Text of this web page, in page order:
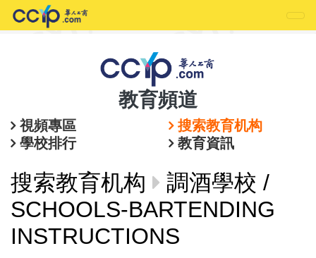
教育頻道
視頻專區
搜索教育机构
學校排行
教育資訊
搜索教育机构
調酒學校 /
SCHOOLS-BARTENDING
INSTRUCTIONS